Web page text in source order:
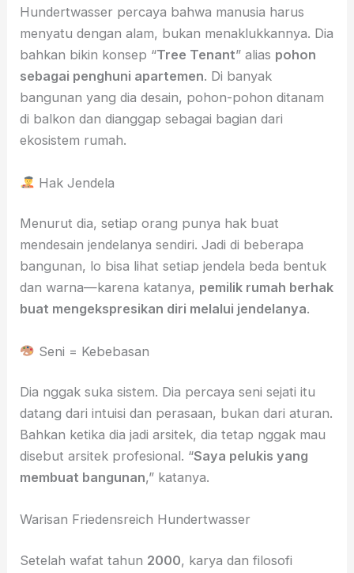
Hundertwasser percaya bahwa manusia harus
menyatu dengan alam, bukan menaklukkannya. Dia
bahkan bikin konsep “Tree Tenant” alias pohon
sebagai penghuni apartemen. Di banyak
bangunan yang dia desain, pohon-pohon ditanam
di balkon dan dianggap sebagai bagian dari
ekosistem rumah.
Hak Jendela
Menurut dia, setiap orang punya hak buat
mendesain jendelanya sendiri. Jadi di beberapa
bangunan, lo bisa lihat setiap jendela beda bentuk
dan warna—karena katanya, pemilik rumah berhak
buat mengekspresikan diri melalui jendelanya.
Seni = Kebebasan
Dia nggak suka sistem. Dia percaya seni sejati itu
datang dari intuisi dan perasaan, bukan dari aturan.
Bahkan ketika dia jadi arsitek, dia tetap nggak mau
disebut arsitek profesional. “Saya pelukis yang
membuat bangunan,” katanya.
Warisan Friedensreich Hundertwasser
Setelah wafat tahun 2000, karya dan filosofi